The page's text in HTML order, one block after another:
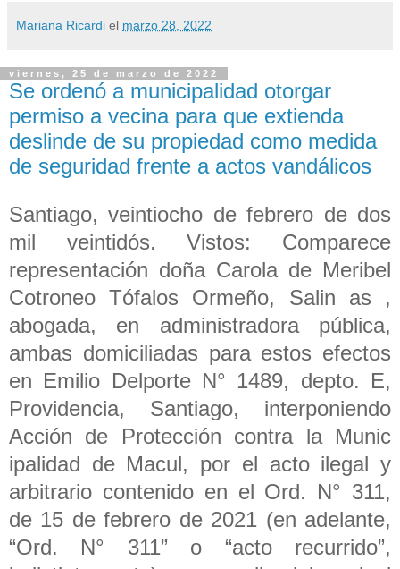
Mariana Ricardi el marzo 28, 2022
viernes, 25 de marzo de 2022
Se ordenó a municipalidad otorgar
permiso a vecina para que extienda
deslinde de su propiedad como medida
de seguridad frente a actos vandálicos
Santiago, veintiocho de febrero de dos
mil veintidós. Vistos: Comparece
representación doña Carola de Meribel
Cotroneo Tófalos Ormeño, Salin as ,
abogada, en administradora pública,
ambas domiciliadas para estos efectos
en Emilio Delporte N° 1489, depto. E,
Providencia, Santiago, interponiendo
Acción de Protección contra la Munic
ipalidad de Macul, por el acto ilegal y
arbitrario contenido en el Ord. N° 311,
de 15 de febrero de 2021 (en adelante,
“Ord. N° 311” o “acto recurrido”,